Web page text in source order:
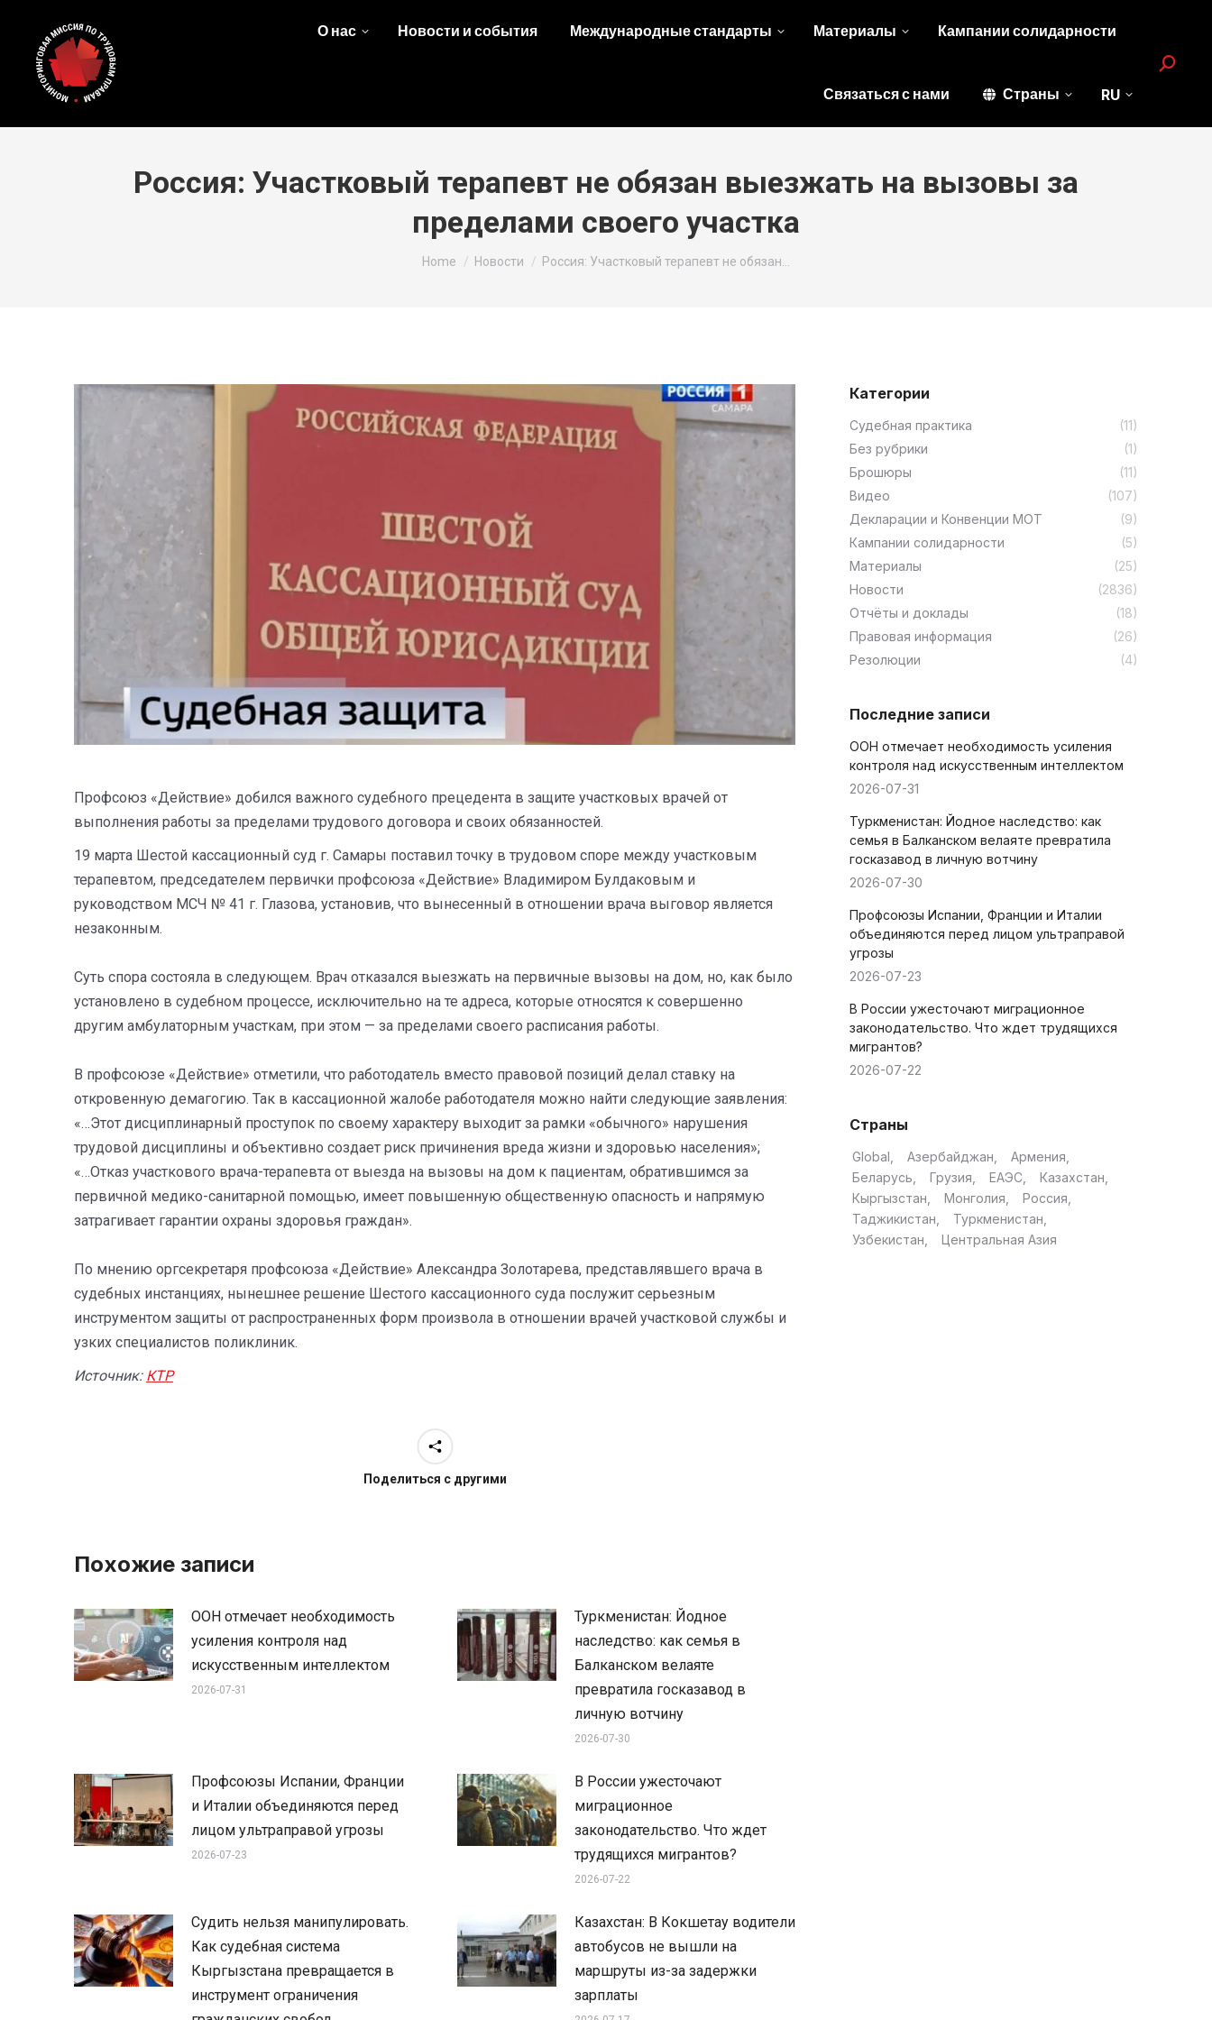
О нас Новости и события Международные стандарты Материалы Кампании солидарности
Связаться с нами Страны RU
Search:
Россия: Участковый терапевт не обязан выезжать на вызовы за
пределами своего участка
You are here:
Home Новости Россия: Участковый терапевт не обязан…
Профсоюз «Действие» добился важного судебного прецедента в защите участковых врачей от
выполнения работы за пределами трудового договора и своих обязанностей.
19 марта Шестой кассационный суд г. Самары поставил точку в трудовом споре между участковым
терапевтом, председателем первички профсоюза «Действие» Владимиром Булдаковым и
руководством МСЧ № 41 г. Глазова, установив, что вынесенный в отношении врача выговор является
незаконным.
Суть спора состояла в следующем. Врач отказался выезжать на первичные вызовы на дом, но, как было
установлено в судебном процессе, исключительно на те адреса, которые относятся к совершенно
другим амбулаторным участкам, при этом — за пределами своего расписания работы.
В профсоюзе «Действие» отметили, что работодатель вместо правовой позиций делал ставку на
откровенную демагогию. Так в кассационной жалобе работодателя можно найти следующие заявления:
«…Этот дисциплинарный проступок по своему характеру выходит за рамки «обычного» нарушения
трудовой дисциплины и объективно создает риск причинения вреда жизни и здоровью населения»;
«…Отказ участкового врача-терапевта от выезда на вызовы на дом к пациентам, обратившимся за
первичной медико-санитарной помощью, имеет повышенную общественную опасность и напрямую
затрагивает гарантии охраны здоровья граждан».
По мнению оргсекретаря профсоюза «Действие» Александра Золотарева, представлявшего врача в
судебных инстанциях, нынешнее решение Шестого кассационного суда послужит серьезным
инструментом защиты от распространенных форм произвола в отношении врачей участковой службы и
узких специалистов поликлиник.
Источник: КТР
Поделиться с другими
Похожие записи
ООН отмечает необходимость
усиления контроля над
искусственным интеллектом
2026-07-31
Туркменистан: Йодное
наследство: как семья в
Балканском велаяте
превратила госказавод в
личную вотчину
2026-07-30
Профсоюзы Испании, Франции
и Италии объединяются перед
лицом ультраправой угрозы
2026-07-23
В России ужесточают
миграционное
законодательство. Что ждет
трудящихся мигрантов?
2026-07-22
Судить нельзя манипулировать.
Как судебная система
Кыргызстана превращается в
инструмент ограничения
Казахстан: В Кокшетау водители
автобусов не вышли на
маршруты из-за задержки
зарплаты
Категории
Cудебная практика
(11)
Без рубрики
(1)
Брошюры
(11)
Видео
(107)
Декларации и Конвенции МОТ
(9)
Кампании солидарности
(5)
Материалы
(25)
Новости
(2836)
Отчёты и доклады
(18)
Правовая информация
(26)
Резолюции
(4)
Последние записи
ООН отмечает необходимость усиления
контроля над искусственным интеллектом
2026-07-31
Туркменистан: Йодное наследство: как
семья в Балканском велаяте превратила
госказавод в личную вотчину
2026-07-30
Профсоюзы Испании, Франции и Италии
объединяются перед лицом ультраправой
угрозы
2026-07-23
В России ужесточают миграционное
законодательство. Что ждет трудящихся
мигрантов?
2026-07-22
Страны
Global Азербайджан
Армения
Беларусь
Грузия ЕАЭС
Казахстан
Кыргызстан
Монголия
Россия
Таджикистан
Туркменистан
Узбекистан
Центральная Азия